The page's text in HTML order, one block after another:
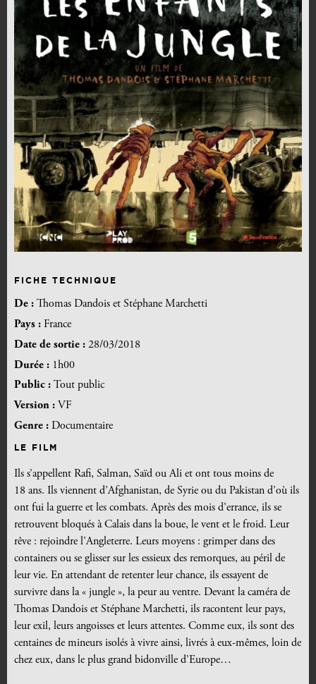
FICHE TECHNIQUE
De : Thomas Dandois et Stéphane Marchetti
Pays : France
Date de sortie : 28/03/2018
Durée : 1h00
Public : Tout public
Version : VF
Genre : Documentaire
LE FILM
Ils s’appellent Rafi, Salman, Saïd ou Ali et ont tous moins de
18 ans. Ils viennent d’Afghanistan, de Syrie ou du Pakistan d’où ils
ont fui la guerre et les combats. Après des mois d’errance, ils se
retrouvent bloqués à Calais dans la boue, le vent et le froid. Leur
rêve : rejoindre l’Angleterre. Leurs moyens : grimper dans des
containers ou se glisser sur les essieux des remorques, au péril de
leur vie. En attendant de retenter leur chance, ils essayent de
survivre dans la « jungle », la peur au ventre. Devant la caméra de
Thomas Dandois et Stéphane Marchetti, ils racontent leur pays,
leur exil, leurs angoisses et leurs attentes. Comme eux, ils sont des
centaines de mineurs isolés à vivre ainsi, livrés à eux-mêmes, loin de
chez eux, dans le plus grand bidonville d’Europe…